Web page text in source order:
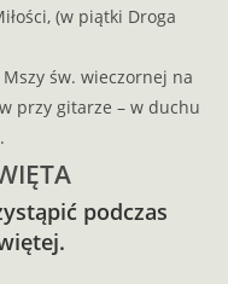
(w piątki Droga
św. wieczornej na
przy gitarze – w duchu
podczas